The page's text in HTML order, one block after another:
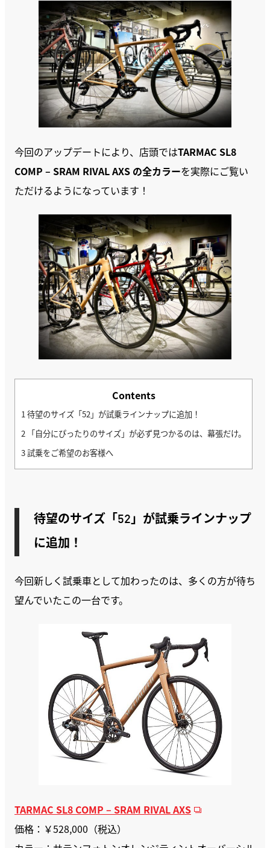
今回のアップデートにより、店頭ではTARMAC SL8
COMP – SRAM RIVAL AXS の全カラーを実際にご覧い
ただけるようになっています！
Contents
1待望のサイズ「52」が試乗ラインナップに追加！
2 「自分にぴったりのサイズ」が必ず見つかるのは、幕張だけ。
3試乗をご希望のお客様へ
待望のサイズ「52」が試乗ラインナップ
に追加！
今回新しく試乗車として加わったのは、多くの方が待ち
望んでいたこの一台です。
TARMAC SL8 COMP – SRAM RIVAL AXS
価格：￥528,000（税込）